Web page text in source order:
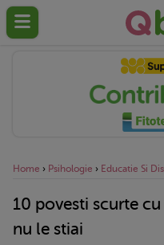
Home › Psihologie › Educatie Si
10 povesti scurte
nu le stiai